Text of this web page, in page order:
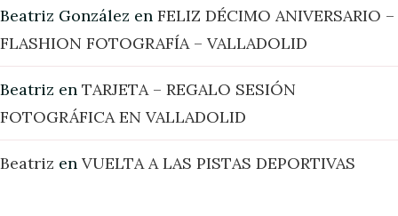
Beatriz González en FELIZ DÉCIMO ANIVERSARIO –
FLASHION FOTOGRAFÍA – VALLADOLID
Beatriz en TARJETA – REGALO SESIÓN
FOTOGRÁFICA EN VALLADOLID
Beatriz en VUELTA A LAS PISTAS DEPORTIVAS